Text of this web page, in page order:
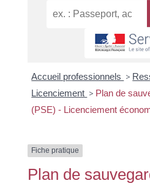
Accueil professionnels >
Licenciement > Plan de
(PSE) - Licenciement
Fiche pratique
Plan de